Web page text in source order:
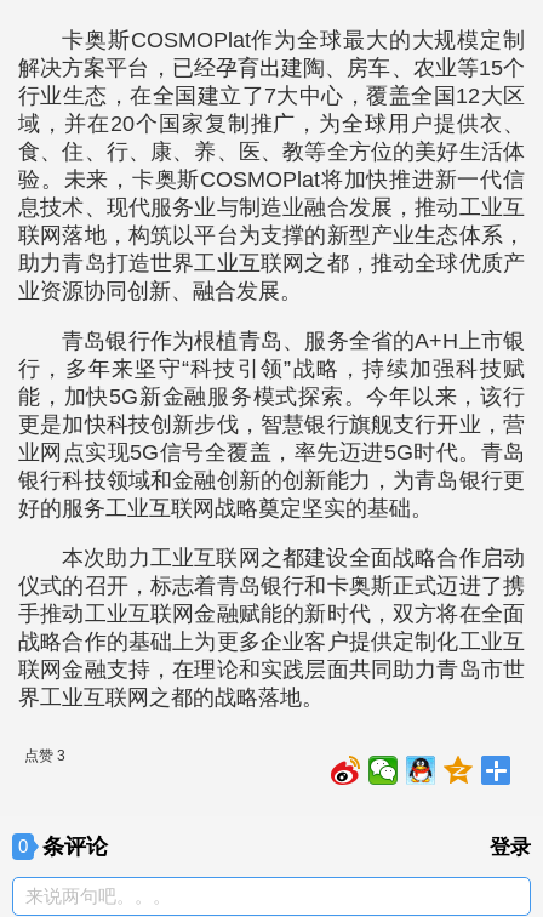
卡奥斯COSMOPlat作为全球最大的大规模定制
解决方案平台，已经孕育出建陶、房车、农业等15个
行业生态，在全国建立了7大中心，覆盖全国12大区
域，并在20个国家复制推广，为全球用户提供衣、
食、住、行、康、养、医、教等全方位的美好生活体
验。未来，卡奥斯COSMOPlat将加快推进新一代信
息技术、现代服务业与制造业融合发展，推动工业互
联网落地，构筑以平台为支撑的新型产业生态体系，
助力青岛打造世界工业互联网之都，推动全球优质产
业资源协同创新、融合发展。
青岛银行作为根植青岛、服务全省的A+H上市银
行，多年来坚守“科技引领”战略，持续加强科技赋
能，加快5G新金融服务模式探索。今年以来，该行
更是加快科技创新步伐，智慧银行旗舰支行开业，营
业网点实现5G信号全覆盖，率先迈进5G时代。青岛
银行科技领域和金融创新的创新能力，为青岛银行更
好的服务工业互联网战略奠定坚实的基础。
本次助力工业互联网之都建设全面战略合作启动
仪式的召开，标志着青岛银行和卡奥斯正式迈进了携
手推动工业互联网金融赋能的新时代，双方将在全面
战略合作的基础上为更多企业客户提供定制化工业互
联网金融支持，在理论和实践层面共同助力青岛市世
界工业互联网之都的战略落地。
点赞 3
0 条评论 登录
来说两句吧。。。